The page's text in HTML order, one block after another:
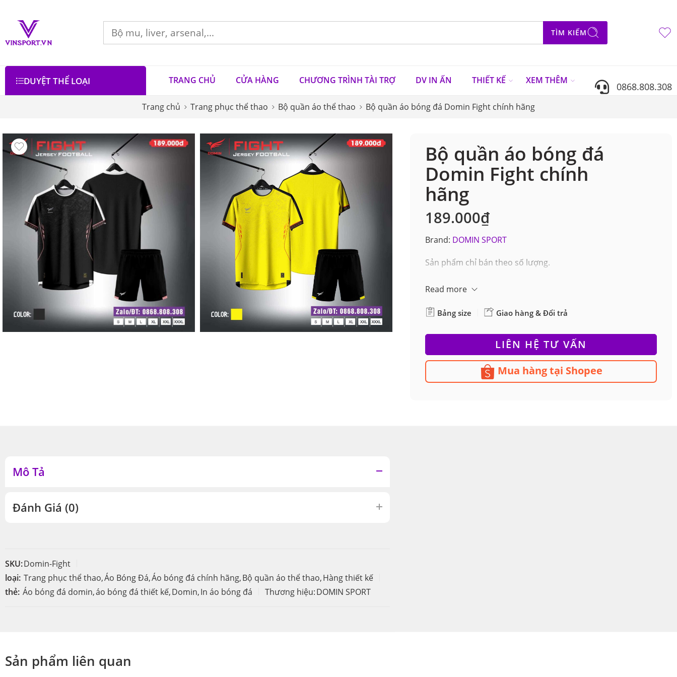
TÌM KIẾM
DUYỆT THỂ LOẠI TRANG CHỦ CỬA HÀNG CHƯƠNG TRÌNH TÀI TRỢ DV IN ẤN THIẾT KẾ XEM THÊM 0868.808.308
Trang chủ Trang phục thể thao Bộ quần áo thể thao Bộ quần áo bóng đá Domin Fight chính hãng
Bộ quần áo bóng đá
Domin Fight chính
hãng
189.000₫
Brand: DOMIN SPORT
Sản phẩm chỉ bán theo số lượng.
Read more
Bảng size Giao hàng & Đổi trả
LIÊN HỆ TƯ VẤN
Mua hàng tại Shopee
Mô Tả
Đánh Giá (0)
SKU:Domin-Fight
loại: Trang phục thể thao,Áo Bóng Đá,Áo bóng đá chính hãng,Bộ quần áo thể thao,Hàng thiết kế
thẻ: Áo bóng đá domin,áo bóng đá thiết kế,Domin,In áo bóng đá Thương hiệu:DOMIN SPORT
Sản phẩm liên quan